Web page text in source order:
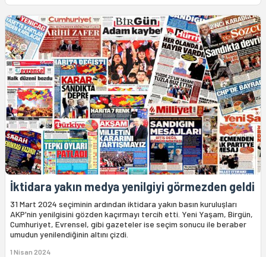
İktidara yakın medya yenilgiyi görmezden geldi
31 Mart 2024 seçiminin ardından iktidara yakın basın kuruluşları
AKP'nin yenilgisini gözden kaçırmayı tercih etti. Yeni Yaşam, Birgün,
Cumhuriyet, Evrensel, gibi gazeteler ise seçim sonucu ile beraber
umudun yenilendiğinin altını çizdi.
1 Nisan 2024